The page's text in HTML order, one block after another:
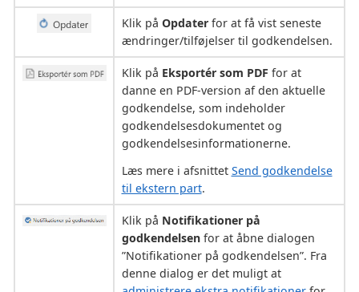
Klik på Opdaterfor at få vist seneste
ændringer/tilføjelser til godkendelsen.
Klik på Eksportér som PDF for at
danne en PDF-version af den aktuelle
godkendelse, som indeholder
godkendelsesdokumentet og
godkendelsesinformationerne.
Læs mere i afsnittet Send godkendelse
til ekstern part.
Klik på Notifikationer på
godkendelsenfor at åbne dialogen
”Notifikationer på godkendelsen”. Fra
denne dialog er det muligt at